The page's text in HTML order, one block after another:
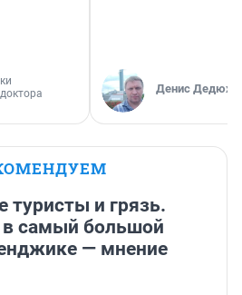
Денис
туристы и грязь.
в самый большой
— мнение